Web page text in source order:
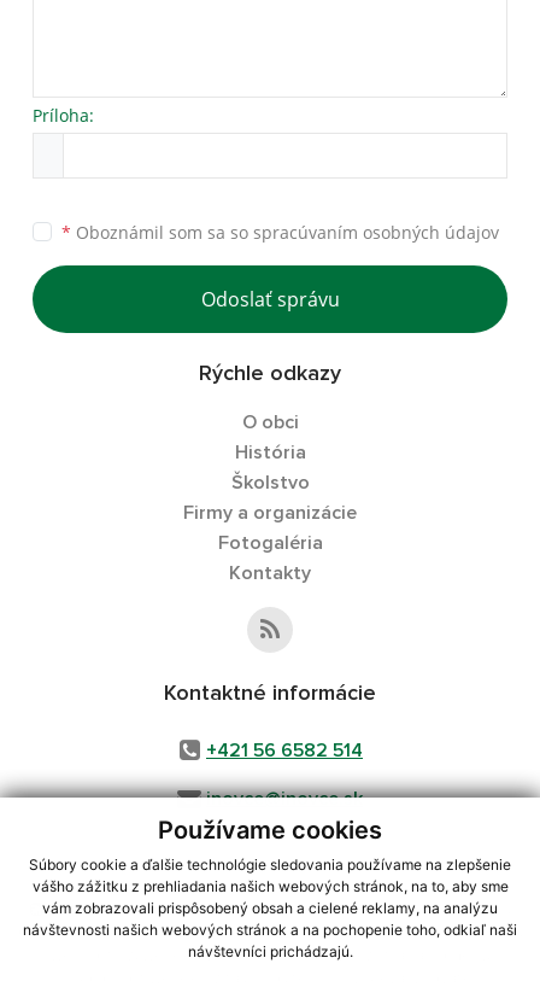
Používame cookies
Súbory cookie a ďalšie technológie sledovania používame na zlepšenie
vášho zážitku z prehliadania našich webových stránok, na to, aby sme
vám zobrazovali prispôsobený obsah a cielené reklamy, na analýzu
návštevnosti našich webových stránok a na pochopenie toho, odkiaľ naši
návštevníci prichádzajú.
Príloha:
* Oboznámil som sa so spracúvaním osobných údajov
Odoslať správu
Rýchle odkazy
O obci
História
Školstvo
Firmy a organizácie
Fotogaléria
Kontakty
Kontaktné informácie
+421 56 6582 514
inovce@inovce.sk
využite možnosť získavania aktuálnych informácií s využitím RSS
CMS systém (redakčný) systém ECHELON 2,Mapa stránok,web portál
webex.digital, s.r.o.,domény,registrácia domény